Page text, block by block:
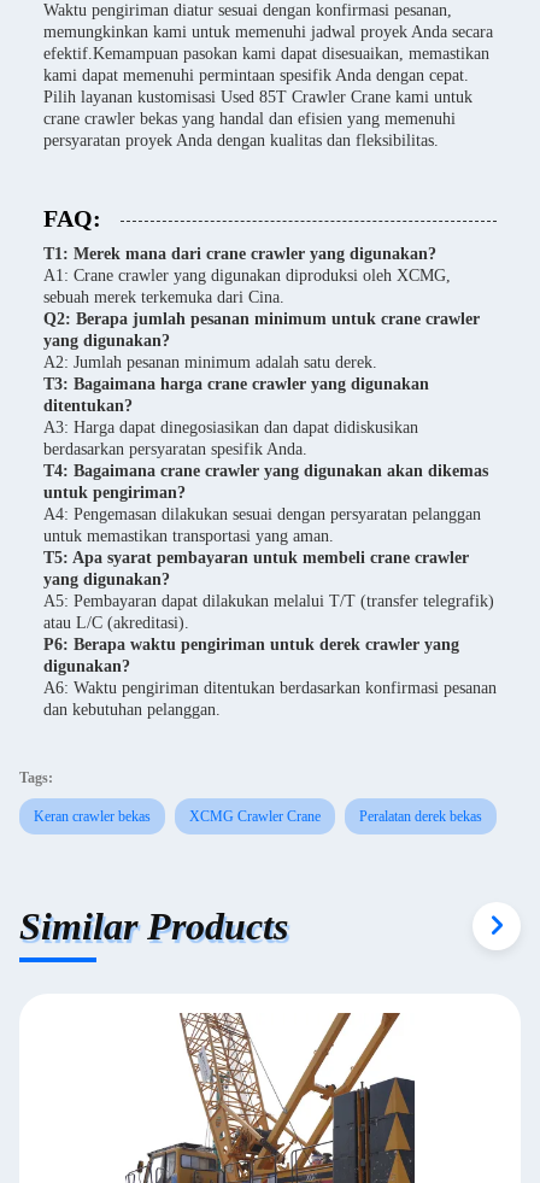
Waktu pengiriman diatur sesuai dengan konfirmasi pesanan,
memungkinkan kami untuk memenuhi jadwal proyek Anda secara
efektif.Kemampuan pasokan kami dapat disesuaikan, memastikan
kami dapat memenuhi permintaan spesifik Anda dengan cepat.
Pilih layanan kustomisasi Used 85T Crawler Crane kami untuk
crane crawler bekas yang handal dan efisien yang memenuhi
persyaratan proyek Anda dengan kualitas dan fleksibilitas.
FAQ:
T1: Merek mana dari crane crawler yang digunakan?
A1: Crane crawler yang digunakan diproduksi oleh XCMG,
sebuah merek terkemuka dari Cina.
Q2: Berapa jumlah pesanan minimum untuk crane crawler
yang digunakan?
A2: Jumlah pesanan minimum adalah satu derek.
T3: Bagaimana harga crane crawler yang digunakan
ditentukan?
A3: Harga dapat dinegosiasikan dan dapat didiskusikan
berdasarkan persyaratan spesifik Anda.
T4: Bagaimana crane crawler yang digunakan akan dikemas
untuk pengiriman?
A4: Pengemasan dilakukan sesuai dengan persyaratan pelanggan
untuk memastikan transportasi yang aman.
T5: Apa syarat pembayaran untuk membeli crane crawler
yang digunakan?
A5: Pembayaran dapat dilakukan melalui T/T (transfer telegrafik)
atau L/C (akreditasi).
P6: Berapa waktu pengiriman untuk derek crawler yang
digunakan?
A6: Waktu pengiriman ditentukan berdasarkan konfirmasi pesanan
dan kebutuhan pelanggan.
Tags:
Keran crawler bekas XCMG Crawler Crane Peralatan derek bekas
Similar Products